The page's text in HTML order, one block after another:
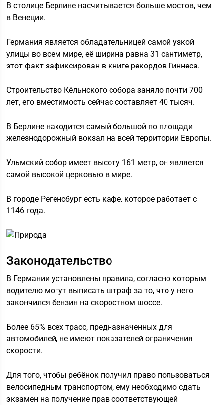
В столице Берлине насчитывается больше мостов, чем
в Венеции.
Германия является обладательницей самой узкой
улицы во всем мире, её ширина равна 31 сантиметр,
этот факт зафиксирован в книге рекордов Гиннеса.
Строительство Кёльнского собора заняло почти 700
лет, его вместимость сейчас составляет 40 тысяч.
В Берлине находится самый большой по площади
железнодорожный вокзал на всей территории Европы.
Ульмский собор имеет высоту 161 метр, он является
самой высокой церковью в мире.
В городе Регенсбург есть кафе, которое работает с
1146 года.
Законодательство
В Германии установлены правила, согласно которым
водителю могут выписать штраф за то, что у него
закончился бензин на скоростном шоссе.
Более 65% всех трасс, предназначенных для
автомобилей, не имеют показателей ограничения
скорости.
Для того, чтобы ребёнок получил право пользоваться
велосипедным транспортом, ему необходимо сдать
экзамен на получение прав соответствующей